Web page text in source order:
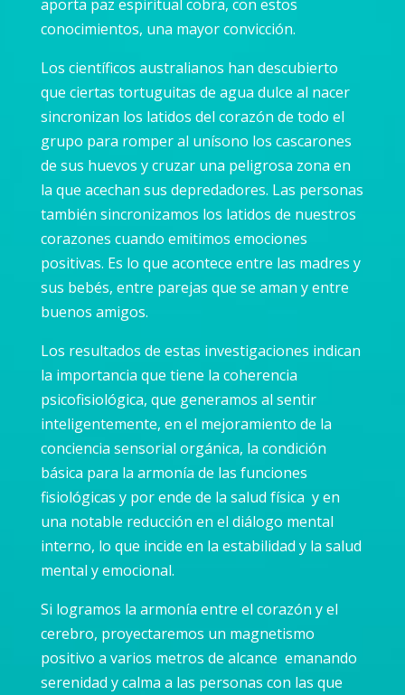
aporta paz espiritual cobra, con estos
conocimientos, una mayor convicción.
Los científicos australianos han descubierto
que ciertas tortuguitas de agua dulce al nacer
sincronizan los latidos del corazón de todo el
grupo para romper al unísono los cascarones
de sus huevos y cruzar una peligrosa zona en
la que acechan sus depredadores. Las personas
también sincronizamos los latidos de nuestros
corazones cuando emitimos emociones
positivas. Es lo que acontece entre las madres y
sus bebés, entre parejas que se aman y entre
buenos amigos.
Los resultados de estas investigaciones indican
la importancia que tiene la coherencia
psicofisiológica, que generamos al sentir
inteligentemente, en el mejoramiento de la
conciencia sensorial orgánica, la condición
básica para la armonía de las funciones
fisiológicas y por ende de la salud física y en
una notable reducción en el diálogo mental
interno, lo que incide en la estabilidad y la salud
mental y emocional.
Si logramos la armonía entre el corazón y el
cerebro, proyectaremos un magnetismo
positivo a varios metros de alcance emanando
serenidad y calma a las personas con las que